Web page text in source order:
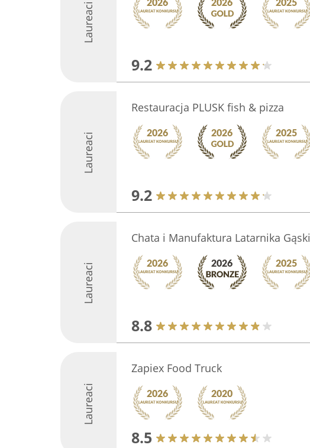
Laureaci
9.2
Laureaci
Restauracja PLUSK fish & pizza
9.2
Laureaci
Chata i Manufaktura Latarnika Gąski
8.8
Laureaci
Zapiex Food Truck
8.5